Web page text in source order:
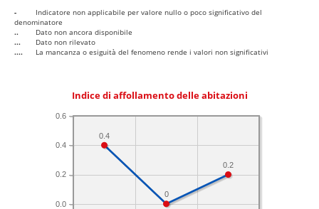
-
Indicatore non applicabile per valore nullo o poco significativo del
denominatore
..
Dato non ancora disponibile
...
Dato non rilevato
....
La mancanza o esiguità del fenomeno rende i valori non significativi
Indice di affollamento delle abitazioni
0.0
0.2
0.4
0.6
0.2
0
0.4